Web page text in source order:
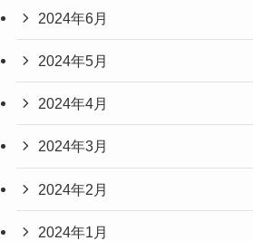
2024年6月
2024年5月
2024年4月
2024年3月
2024年2月
2024年1月